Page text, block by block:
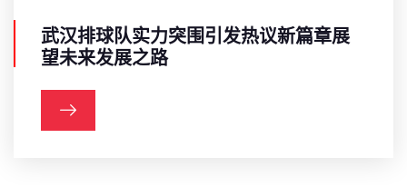
武汉排球队实力突围引发热议新篇章展
望未来发展之路